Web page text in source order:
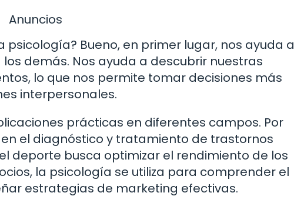
Anuncios
Bueno, en primer lugar, nos ayuda a
demás. Nos ayuda a descubrir nuestras
lo que nos permite tomar decisiones más
interpersonales.
prácticas en diferentes campos. Por
el diagnóstico y tratamiento de trastornos
deporte busca optimizar el rendimiento de los
la psicología se utiliza para comprender el
estrategias de marketing efectivas.